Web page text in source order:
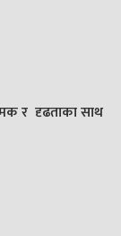
र दृढताका साथ